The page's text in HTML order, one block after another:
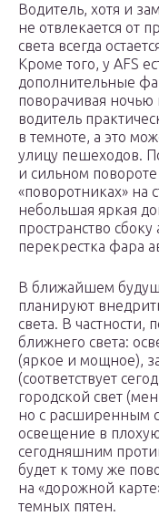
Водитель, хотя и
не отвлекается от
света всегда
Кроме того, у AFS
дополнительные
поворачивая
водитель
в темноте, а это
улицу пешеходов.
и сильном
«поворотниках» на
небольшая яркая
пространство
перекрестка фара
В ближайшем
планируют
света. В частности,
ближнего света:
(яркое и мощное),
(соответствует
городской свет
но с расширенным
освещение в
сегодняшним
будет к тому же
на «дорожной
темных пятен.